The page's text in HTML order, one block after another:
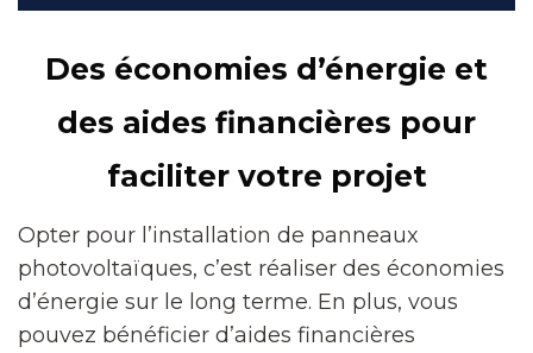
Des économies d’énergie et
des aides financières pour
faciliter votre projet
Opter pour l’installation de panneaux
photovoltaïques, c’est réaliser des économies
d’énergie sur le long terme. En plus, vous
pouvez bénéficier d’aides financières